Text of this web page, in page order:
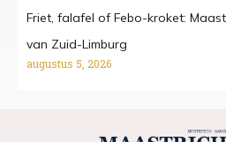
Friet, falafel of Febo-kroket:
van Zuid-Limburg
augustus 5, 2026